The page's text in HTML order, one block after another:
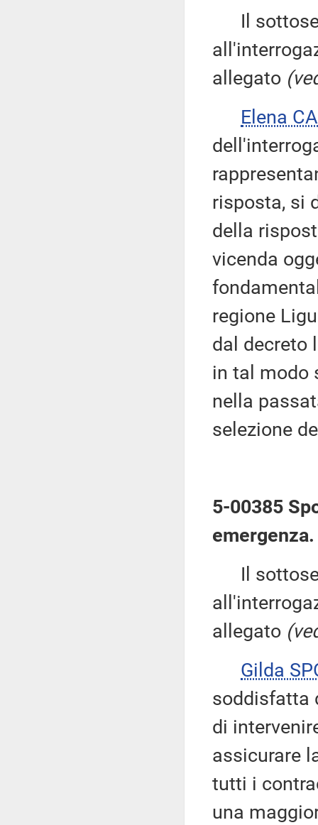
Il
allegato
Elena
risposta, si
della
vicenda
regione
dal decreto
in tal modo
nella
selezione
5-00385
emergenza.
Il
allegato
Gilda
soddisfatta
di
assicurare
tutti i
una